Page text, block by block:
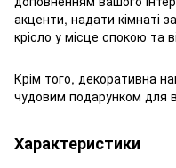
акценти, надати кімнаті
крісло у місце спокою та
Крім того, декоративна
чудовим подарунком для
Характеристики